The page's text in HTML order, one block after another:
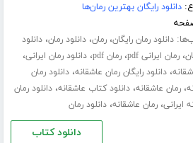
دانلود رایگان بهترین رمان‌ها
دانلود رمان رایگان،رمان،دانلود رمان،دانلود
،رمان ایرانی pdf ،رمان pdf ،دانلود رمان ایرانی،
،دانلود رایگان رمان عاشقانه،دانلود رمان
،رمان عاشقانه،دانلود کتاب عاشقانه،دانلود رمان
ایرانی،رمان عاشقانه،دانلود رمان
دانلود کتاب